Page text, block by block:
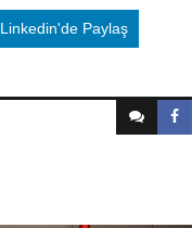
Linkedin'de Paylaş